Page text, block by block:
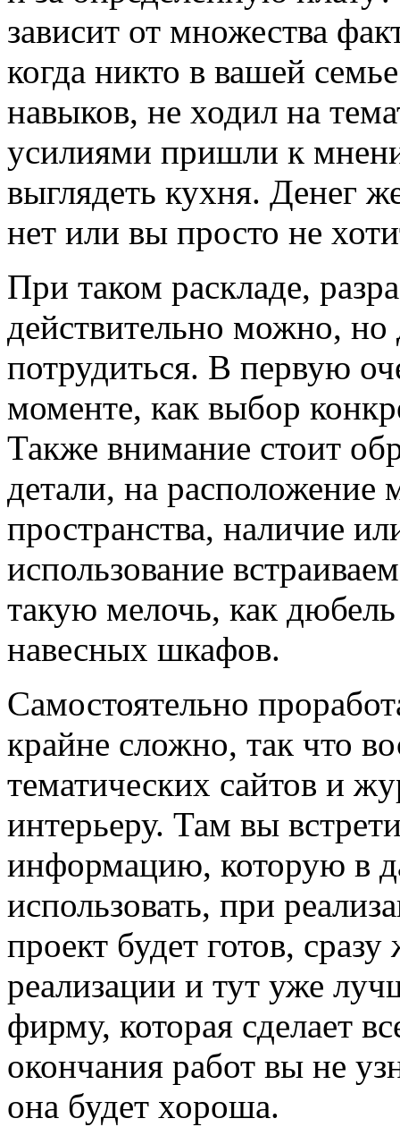
зависит от множества
когда никто в вашей
навыков, не ходил на
усилиями пришли к
выглядеть кухня. Денег
нет или вы просто не
При таком раскладе,
действительно можно, но
потрудиться. В первую
моменте, как выбор
Также внимание стоит
детали, на расположение
пространства, наличие
использование
такую мелочь, как
навесных шкафов.
Самостоятельно
крайне сложно, так что
тематических сайтов и
интерьеру. Там вы
информацию, которую в
использовать, при
проект будет готов,
реализации и тут уже
фирму, которая сделает
окончания работ вы не
она будет хороша.